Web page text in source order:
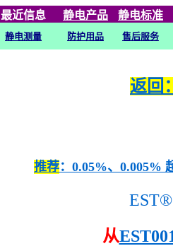
最近信息 静电产品 静电标准
静电测量 防护用品
售后服务
返回
推荐：0.05%、0.005%
EST®
从